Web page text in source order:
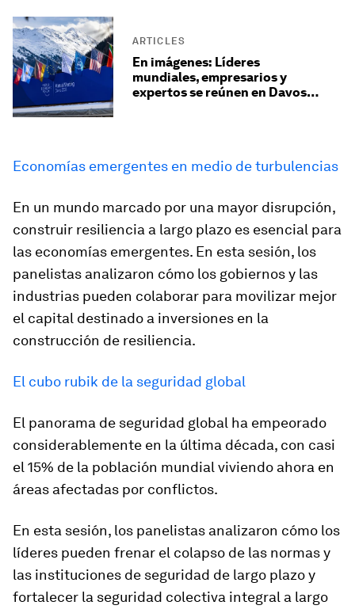
ARTICLES
En imágenes: Líderes
mundiales, empresarios y
expertos se reúnen en Davos
Economías emergentes en medio de turbulencias
En un mundo marcado por una mayor disrupción,
construir resiliencia a largo plazo es esencial para
las economías emergentes. En esta sesión, los
panelistas analizaron cómo los gobiernos y las
industrias pueden colaborar para movilizar mejor
el capital destinado a inversiones en la
construcción de resiliencia.
El cubo rubik de la seguridad global
El panorama de seguridad global ha empeorado
considerablemente en la última década, con casi
el 15% de la población mundial viviendo ahora en
áreas afectadas por conflictos.
En esta sesión, los panelistas analizaron cómo los
líderes pueden frenar el colapso de las normas y
las instituciones de seguridad de largo plazo y
fortalecer la seguridad colectiva integral a largo